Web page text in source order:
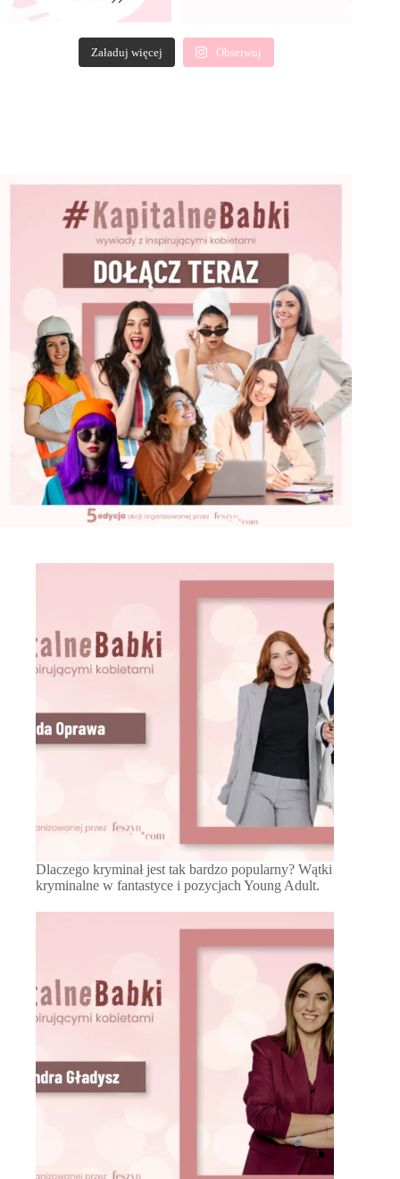
Załaduj więcej Obserwuj
Dlaczego kryminał jest tak bardzo popularny? Wątki
kryminalne w fantastyce i pozycjach Young Adult.